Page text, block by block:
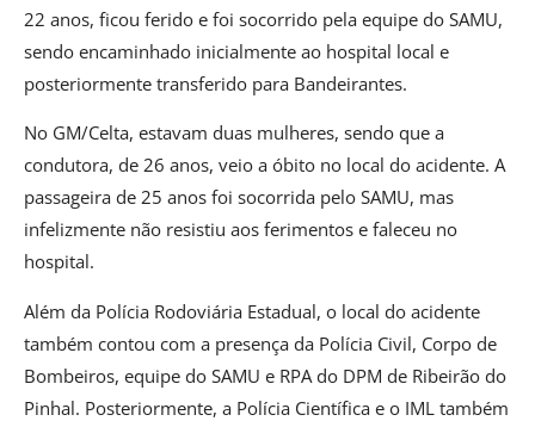
22 anos, ficou ferido e foi socorrido pela equipe do SAMU,
sendo encaminhado inicialmente ao hospital local e
posteriormente transferido para Bandeirantes.
No GM/Celta, estavam duas mulheres, sendo que a
condutora, de 26 anos, veio a óbito no local do acidente. A
passageira de 25 anos foi socorrida pelo SAMU, mas
infelizmente não resistiu aos ferimentos e faleceu no
hospital.
Além da Polícia Rodoviária Estadual, o local do acidente
também contou com a presença da Polícia Civil, Corpo de
Bombeiros, equipe do SAMU e RPA do DPM de Ribeirão do
Pinhal. Posteriormente, a Polícia Científica e o IML também